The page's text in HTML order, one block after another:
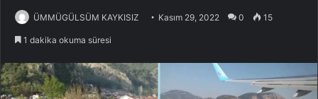
ÜMMÜGÜLSÜM KAYKISIZ Kasım 29, 2022 0 15
1 dakika okuma süresi